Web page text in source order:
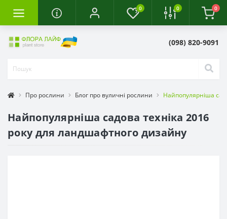
0 0 0
(098) 820-9091
Про рослини Блог про вуличні рослини Найпопулярніша
Найпопулярніша садова техніка 2016
року для ландшафтного дизайну